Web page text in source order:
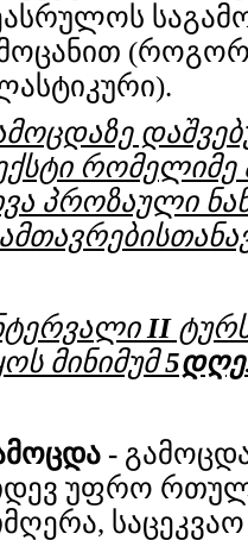
რომელიმე
პროზაული
II
მინიმუმ5დღე
-
უფრო